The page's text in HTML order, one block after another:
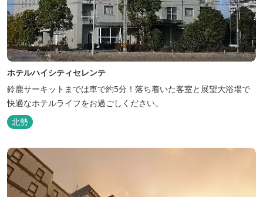
ホテルハイシティセレンテ
鈴鹿サーキットまでは車で約5分！落ち着いた客室と展望大浴場で
快適なホテルライフをお過ごしください。
北勢